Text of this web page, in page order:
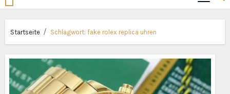
Startseite Schlagwort: fake rolex replica uhren